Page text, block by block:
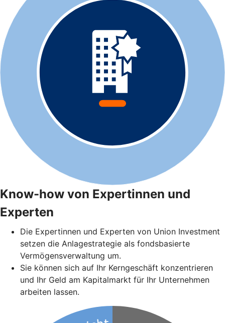
Know-how von Expertinnen und
Experten
Die Expertinnen und Experten von Union Investment
setzen die Anlagestrategie als fondsbasierte
Vermögensverwaltung um.
Sie können sich auf Ihr Kerngeschäft konzentrieren
und Ihr Geld am Kapitalmarkt für Ihr Unternehmen
arbeiten lassen.